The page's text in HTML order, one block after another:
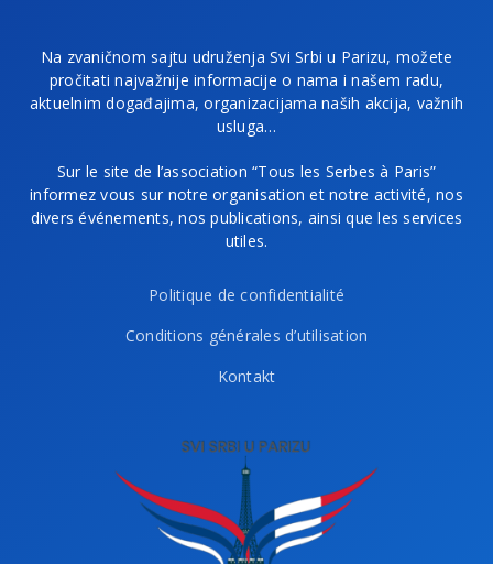
Na zvaničnom sajtu udruženja Svi Srbi u Parizu, možete
pročitati najvažnije informacije o nama i našem radu,
aktuelnim događajima, organizacijama naših akcija, važnih
usluga…
Sur le site de l’association “Tous les Serbes à Paris”
informez vous sur notre organisation et notre activité, nos
divers événements, nos publications, ainsi que les services
utiles.
Politique de confidentialité
Conditions générales d’utilisation
Kontakt